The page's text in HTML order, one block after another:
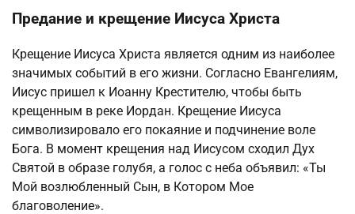
Предание и крещение Иисуса Христа
Крещение Иисуса Христа является одним из наиболее
значимых событий в его жизни. Согласно Евангелиям,
Иисус пришел к Иоанну Крестителю, чтобы быть
крещенным в реке Иордан. Крещение Иисуса
символизировало его покаяние и подчинение воле
Бога. В момент крещения над Иисусом сходил Дух
Святой в образе голубя, а голос с неба объявил: «Ты
Мой возлюбленный Сын, в Котором Мое
благоволение».